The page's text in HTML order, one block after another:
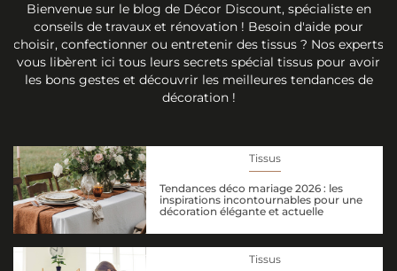
Bienvenue sur le blog de Décor Discount, spécialiste en
conseils de travaux et rénovation ! Besoin d'aide pour
choisir, confectionner ou entretenir des tissus ? Nos experts
vous libèrent ici tous leurs secrets spécial tissus pour avoir
les bons gestes et découvrir les meilleures tendances de
décoration !
Tissus
Tendances déco mariage 2026 : les
inspirations incontournables pour une
décoration élégante et actuelle
Tissus